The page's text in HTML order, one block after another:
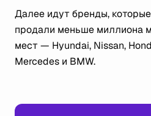
Далее идут бренды,
продали меньше миллиона
мест — Hyundai, Nissan,
Mercedes и BMW.